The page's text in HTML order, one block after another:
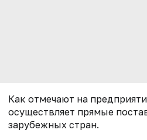
Как отмечают на
осуществляет прямые
зарубежных стран.